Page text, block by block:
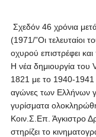
Σχεδόν 46 χρόνια
(1971/”Οι τελευταίοι
οχυρού επιστρέφει
Η νέα δημιουργία του
1821 με το 1940-1941
αγώνες των Ελλήνων
γυρίσματα
Κοιν.Σ.Επ. Άγκιστρο
στηρίζει το